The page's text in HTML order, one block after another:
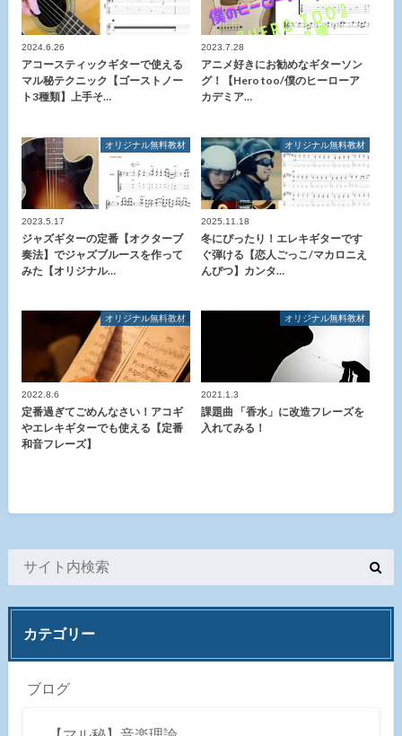
2024.6.26
アコースティックギターで使える
マル秘テクニック【ゴーストノー
ト3種類】上手そ…
2023.7.28
アニメ好きにお勧めなギターソン
グ！【Hero too/僕のヒーローア
カデミア…
オリジナル無料教材
2023.5.17
ジャズギターの定番【オクターブ
奏法】でジャズブルースを作って
みた【オリジナル…
オリジナル無料教材
2025.11.18
冬にぴったり！エレキギターです
ぐ弾ける【恋人ごっこ/マカロニえ
んぴつ】カンタ…
オリジナル無料教材
2022.8.6
定番過ぎてごめんなさい！アコギ
やエレキギターでも使える【定番
和音フレーズ】
オリジナル無料教材
2021.1.3
課題曲 「香水」に改造フレーズを
入れてみる！
カテゴリー
ブログ